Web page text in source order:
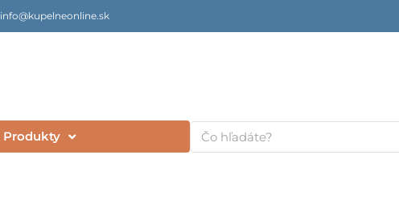
info@kupelneonline.sk
Produkty Vyhľadať